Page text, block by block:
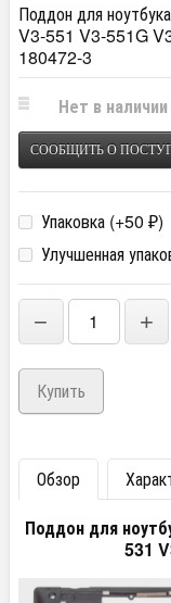
Поддон для
V3-551 V3-551G
180472-3
Нет в наличии
СООБЩИТЬ О
Упаковка (+50 ₽)
Улучшенная
− +
Обзор
Поддон для
531